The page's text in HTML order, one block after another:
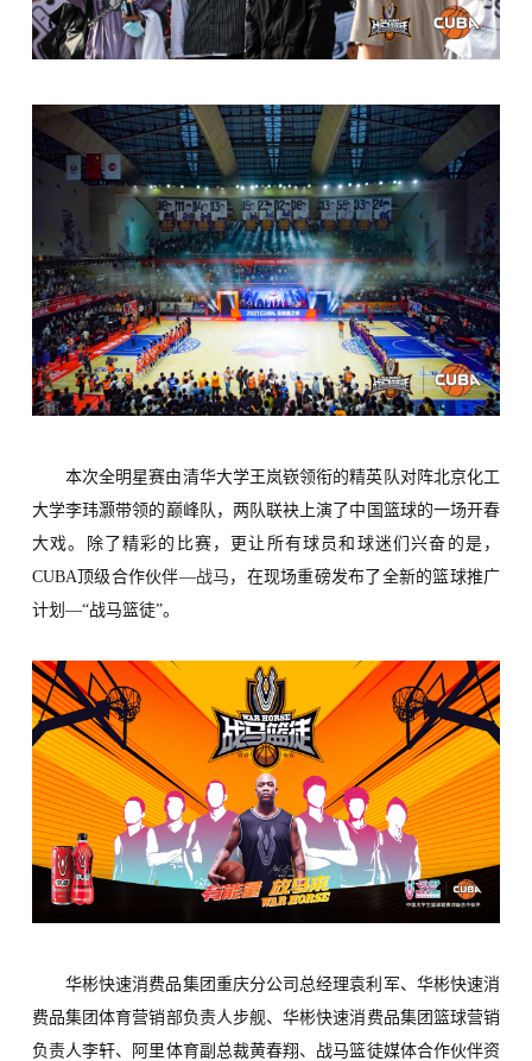
本次全明星赛由清华大学王岚嵚领衔的精英队对阵北京化工
大学李玮灏带领的巅峰队，两队联袂上演了中国篮球的一场开春
大戏。除了精彩的比赛，更让所有球员和球迷们兴奋的是，
CUBA顶级合作伙伴—战马 ，在现场重磅发布了全新的篮球推广
计划—“战马篮徒”。
华彬快速消费品集团重庆分公司总经理袁利军、 华彬快速消
费品集团体育营销部负责人步舰、华彬快速消费品集团篮球营销
负责人李轩、阿里体育副总裁黄春翔 、 战马篮徒媒体合作伙伴资